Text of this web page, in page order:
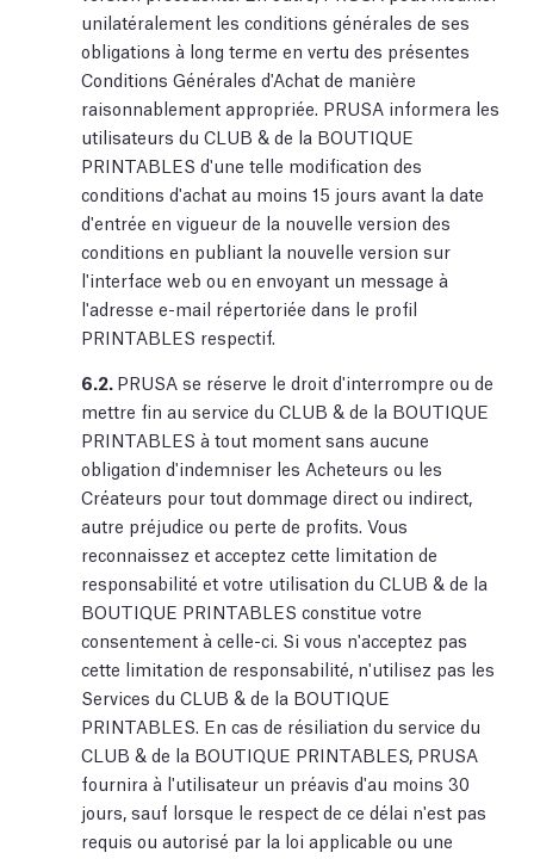
unilatéralement les conditions générales de ses
obligations à long terme en vertu des présentes
Conditions Générales d'Achat de manière
raisonnablement appropriée. PRUSA informera les
utilisateurs du CLUB & de la BOUTIQUE
PRINTABLES d'une telle modification des
conditions d'achat au moins 15 jours avant la date
d'entrée en vigueur de la nouvelle version des
conditions en publiant la nouvelle version sur
l'interface web ou en envoyant un message à
l'adresse e-mail répertoriée dans le profil
PRINTABLES respectif.
6.2. PRUSA se réserve le droit d'interrompre ou de
mettre fin au service du CLUB & de la BOUTIQUE
PRINTABLES à tout moment sans aucune
obligation d'indemniser les Acheteurs ou les
Créateurs pour tout dommage direct ou indirect,
autre préjudice ou perte de profits. Vous
reconnaissez et acceptez cette limitation de
responsabilité et votre utilisation du CLUB & de la
BOUTIQUE PRINTABLES constitue votre
consentement à celle-ci. Si vous n'acceptez pas
cette limitation de responsabilité, n'utilisez pas les
Services du CLUB & de la BOUTIQUE
PRINTABLES. En cas de résiliation du service du
CLUB & de la BOUTIQUE PRINTABLES, PRUSA
fournira à l'utilisateur un préavis d'au moins 30
jours, sauf lorsque le respect de ce délai n'est pas
requis ou autorisé par la loi applicable ou une